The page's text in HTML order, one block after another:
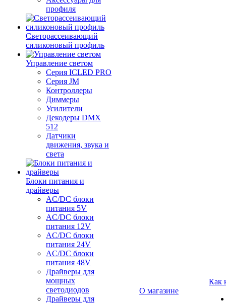
профиля
Светорассеивающий
силиконовый профиль
Управление светом
Серия ICLED PRO
Серия JM
Контроллеры
Диммеры
Усилители
Декодеры DMX
512
Датчики
движения, звука и
света
Блоки питания и
драйверы
AC/DC блоки
питания 5V
AC/DC блоки
питания 12V
AC/DC блоки
питания 24V
AC/DC блоки
питания 48V
Драйверы для
мощных
светодиодов
Драйверы для
О магазине
Как